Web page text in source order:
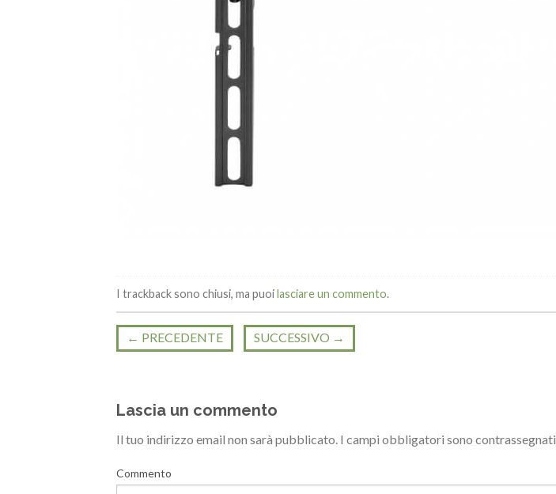
I trackback sono chiusi, ma puoilasciare un commento.
← PRECEDENTE SUCCESSIVO →
Lascia un commento
Il tuo indirizzo email non sarà pubblicato. I campi obbligatori sono contrassegnati
Commento